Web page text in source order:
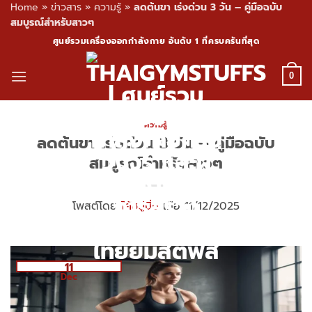
Home » ข่าวสาร » ความรู้ » ลดต้นขา เร่งด่วน 3 วัน – คู่มือฉบับ
สมบูรณ์สำหรับสาวๆ
content
ศูนย์รวมเครื่องออกกำลังกาย อันดับ 1 ที่ครบครันที่สุด
0
ความรู้
ลดต้นขา เร่งด่วน 3 วัน – คู่มือฉบับ
สมบูรณ์สำหรับสาวๆ
โพสต์โดย โค้ชปูนิ่ม เมื่อ 11/12/2025
11
Dec